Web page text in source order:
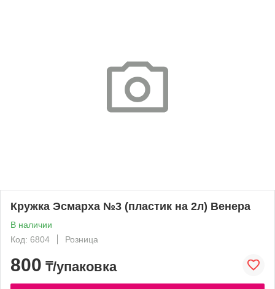
Кружка Эсмарха №3 (пластик на 2л) Венера
В наличии
Код: 6804
Розница
800 ₸/упаковка